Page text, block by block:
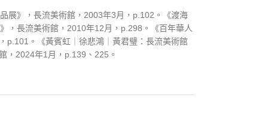
展》，長流美術館，2003年3月，p.102。《渡海
，長流美術館，2010年12月，p.298。《百年華人
p.101。《黃賓虹｜徐悲鴻｜黃君璧：長流美術館
，2024年1月，p.139、225。